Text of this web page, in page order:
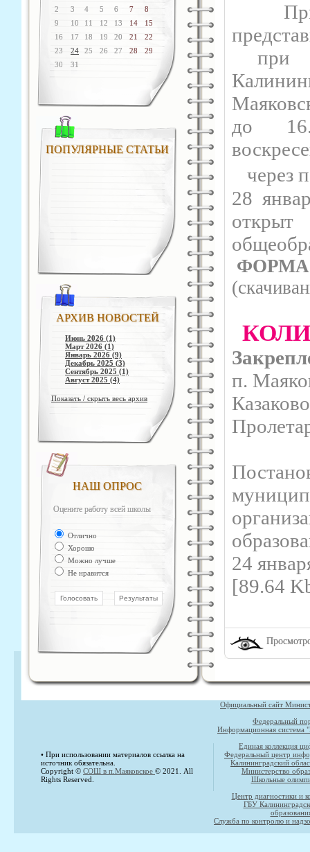
2
3 4 5 6 7
8
9
10 11 12 13 14
15
16
17 18 19 20 21
22
23
24 25 26 27 28
29
30
31
ПОПУЛЯРНЫЕ СТАТЬИ
АРХИВ НОВОСТЕЙ
Июнь 2026 (1)
Март 2026 (1)
Январь 2026 (9)
Декабрь 2025 (3)
Сентябрь 2025 (1)
Август 2025 (4)
Показать / скрыть весь архив
НАШ ОПРОС
Оцените работу всей школы
Отлично
Хорошо
Можно лучше
Не нравится
при
до
через
28
п.
24
[89.64
• При использовании материалов ссылка на
источник обязательна.
Copyright © СОШ в п.Маяковское © 2021. All
Rights Reserved.
Официальный сайт
Федеральный
Информационная система
Единая коллекция
Федеральный центр
Калининградский
Министерство
Школьные
Центр диагностики и
ГБУ
Служба по контролю и